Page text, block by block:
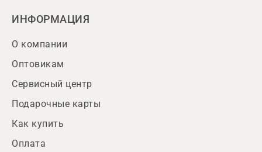
ИНФОРМАЦИЯ
О компании
Оптовикам
Сервисный центр
Подарочные карты
Как купить
Оплата